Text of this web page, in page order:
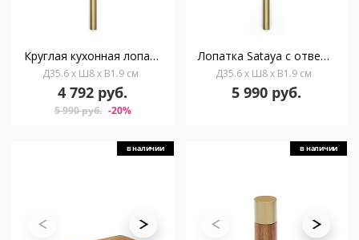
Круглая кухонная лопатка Sataya из 100% древесины акации FSC
Д35.6 x Ш8 x В1.9 см
4 792 руб.
5 990 руб. -20%
Лопатка Sataya с отверстиями, изготовленная из 100% древесины акации FSC
Д35.6 x Ш8 x В1.9 см
5 990 руб.
в наличии в наличии